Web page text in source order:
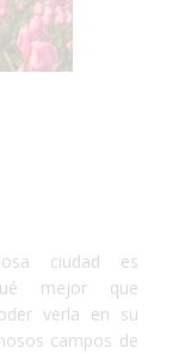
ciudad es
mejor que
verla en su
campos de